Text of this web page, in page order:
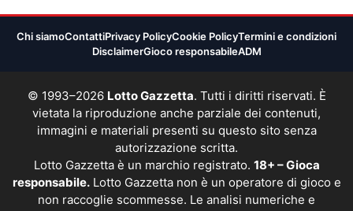
Chi siamoContattiPrivacy PolicyCookie PolicyTermini e condizioni
DisclaimerGioco responsabileADM
© 1993–2026 Lotto Gazzetta. Tutti i diritti riservati. È
vietata la riproduzione anche parziale dei contenuti,
immagini e materiali presenti su questo sito senza
autorizzazione scritta.
Lotto Gazzetta è un marchio registrato. 18+ – Gioca
responsabile.Lotto Gazzetta non è un operatore di gioco e
non raccoglie scommesse. Le analisi numeriche e